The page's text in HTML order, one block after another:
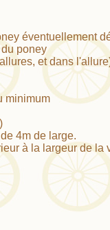
éventuellement
poney
et dans
minimum
4m de large.
à la largeur de la